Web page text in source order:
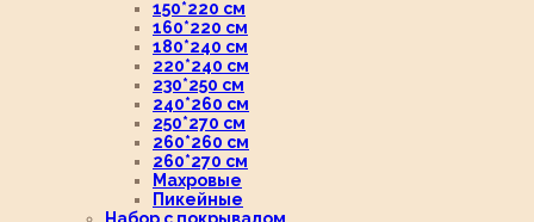
150*220 см
160*220 см
180*240 см
220*240 см
230*250 см
240*260 см
250*270 см
260*260 см
260*270 см
Махровые
Пикейные
Набор с покрывалом